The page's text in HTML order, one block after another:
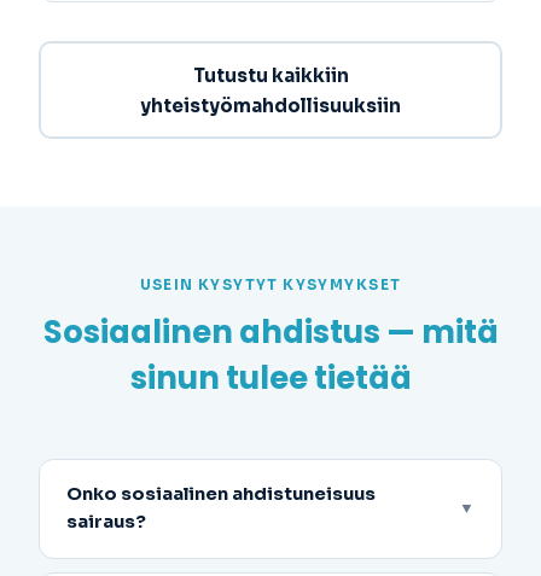
Tutustu kaikkiin
yhteistyömahdollisuuksiin
USEIN KYSYTYT KYSYMYKSET
Sosiaalinen ahdistus — mitä
sinun tulee tietää
Onko sosiaalinen ahdistuneisuus
sairaus?
▼
Kyllä. Sosiaalisten tilanteiden pelko (sosiaalinen